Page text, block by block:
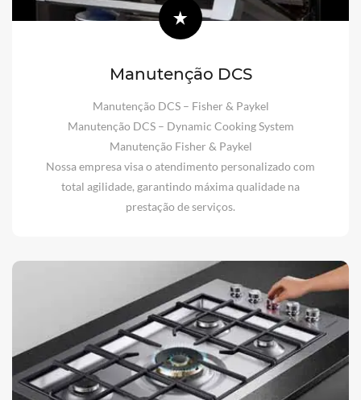
Manutenção DCS
Manutenção DCS – Fisher & Paykel
Manutenção DCS – Dynamic Cooking System
Manutenção Fisher & Paykel
Nossa empresa visa o atendimento personalizado com
total agilidade, garantindo máxima qualidade na
prestação de serviços.